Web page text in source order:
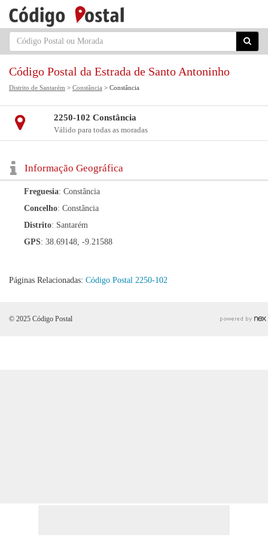
Código Postal da Estrada de Santo Antoninho
Distrito de Santarém > Constância > Constância
2250-102 Constância
Válido para todas as moradas
Informação Geográfica
Freguesia: Constância
Concelho: Constância
Distrito: Santarém
GPS: 38.69148, -9.21588
Páginas Relacionadas: Código Postal 2250-102
© 2025 Código Postal